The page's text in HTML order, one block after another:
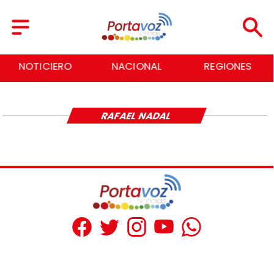
NOTICIERO NACIONAL REGIONES
RAFAEL NADAL